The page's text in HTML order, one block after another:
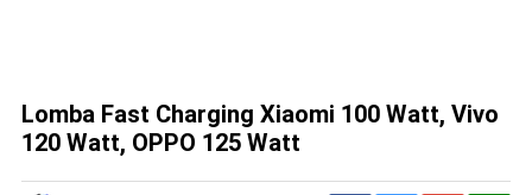
Lomba Fast Charging Xiaomi 100 Watt, Vivo
120 Watt, OPPO 125 Watt